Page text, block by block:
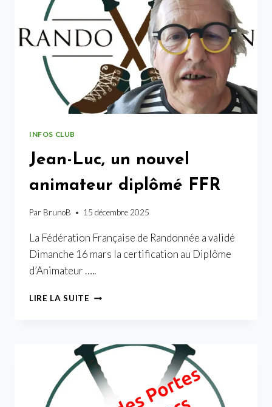
INFOS CLUB
Jean-Luc, un nouvel
animateur diplômé FFR
Par BrunoB 15 décembre 2025
La Fédération Française de Randonnée a validé
Dimanche 16 mars la certification au Diplôme
d’Animateur …..
LIRE LA SUITEJEAN-
ANIMATEUR
DIPLÔMÉ
FFR